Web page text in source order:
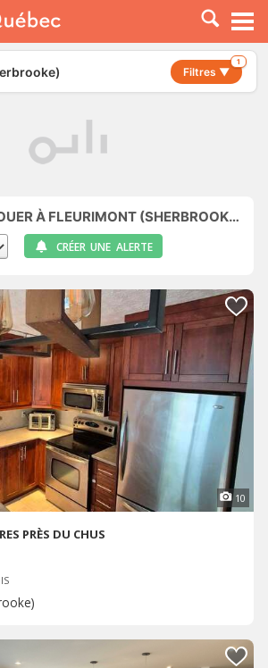
Filtres ▼
1
À FLEURIMONT (SHERBROOKE)
CRÉER UNE ALERTE
10
PRÈS DU CHUS